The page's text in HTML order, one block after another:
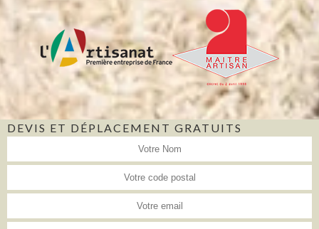
DEVIS ET DÉPLACEMENT GRATUITS